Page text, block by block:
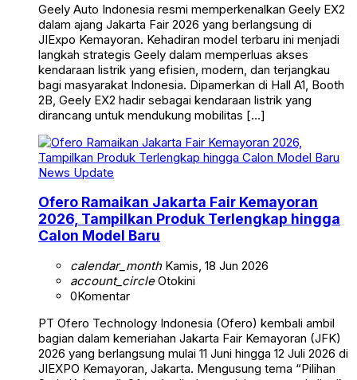
Geely Auto Indonesia resmi memperkenalkan Geely EX2
dalam ajang Jakarta Fair 2026 yang berlangsung di
JIExpo Kemayoran. Kehadiran model terbaru ini menjadi
langkah strategis Geely dalam memperluas akses
kendaraan listrik yang efisien, modern, dan terjangkau
bagi masyarakat Indonesia. Dipamerkan di Hall A1, Booth
2B, Geely EX2 hadir sebagai kendaraan listrik yang
dirancang untuk mendukung mobilitas […]
News Update
Ofero Ramaikan Jakarta Fair Kemayoran
2026, Tampilkan Produk Terlengkap hingga
Calon Model Baru
calendar_monthKamis, 18 Jun 2026
account_circleOtokini
0Komentar
PT Ofero Technology Indonesia (Ofero) kembali ambil
bagian dalam kemeriahan Jakarta Fair Kemayoran (JFK)
2026 yang berlangsung mulai 11 Juni hingga 12 Juli 2026 di
JIEXPO Kemayoran, Jakarta. Mengusung tema “Pilihan